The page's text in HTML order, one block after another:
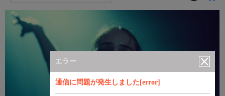
エラー
通信に問題が発生しました[error]